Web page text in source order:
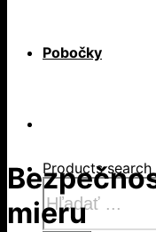
Pobočky
Products search
mieru